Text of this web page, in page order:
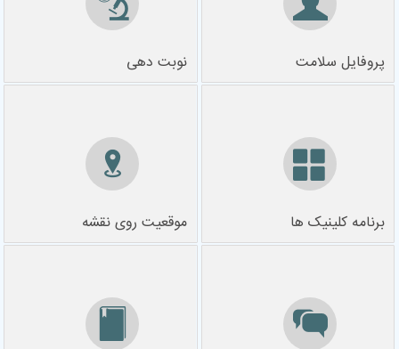
پروفایل سلامت نوبت دهی
برنامه کلینیک ها موقعیت روی نقشه